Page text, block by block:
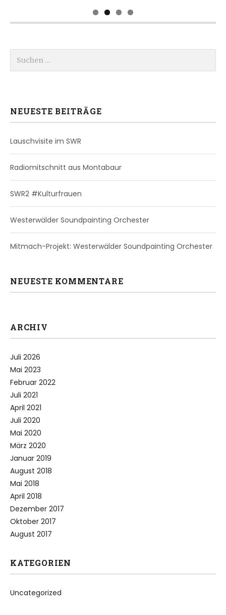
Suchen nach:
NEUESTE BEITRÄGE
Lauschvisite im SWR
Radiomitschnitt aus Montabaur
SWR2 #Kulturfrauen
Westerwälder Soundpainting Orchester
Mitmach-Projekt: Westerwälder Soundpainting Orchester
NEUESTE KOMMENTARE
ARCHIV
Juli 2026
Mai 2023
Februar 2022
Juli 2021
April 2021
Juli 2020
Mai 2020
März 2020
Januar 2019
August 2018
Mai 2018
April 2018
Dezember 2017
Oktober 2017
August 2017
KATEGORIEN
Uncategorized